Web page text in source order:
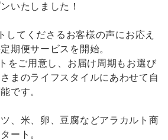
いたしました！
してくださるお客様の声にお応え
期便サービスを開始。
をご用意し、お届け周期もお選び
まのライフスタイルにあわせて自
です。
、米、卵、豆腐などアラカルト商
ート。